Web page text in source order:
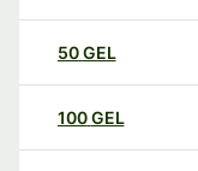
50GEL
100GEL